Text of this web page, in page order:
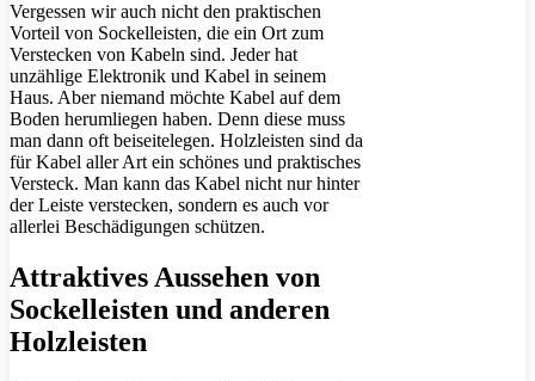
Vergessen wir auch nicht den praktischen
Vorteil von Sockelleisten, die ein Ort zum
Verstecken von Kabeln sind. Jeder hat
unzählige Elektronik und Kabel in seinem
Haus. Aber niemand möchte Kabel auf dem
Boden herumliegen haben. Denn diese muss
man dann oft beiseitelegen. Holzleisten sind da
für Kabel aller Art ein schönes und praktisches
Versteck. Man kann das Kabel nicht nur hinter
der Leiste verstecken, sondern es auch vor
allerlei Beschädigungen schützen.
Attraktives Aussehen von
Sockelleisten und anderen
Holzleisten